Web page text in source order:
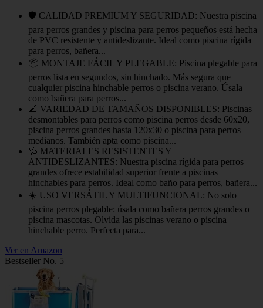
🛡️ CALIDAD PREMIUM Y SEGURIDAD: Nuestra piscina
para perros grandes y piscina para perros pequeños está hecha
de PVC resistente y antideslizante. Ideal como piscina rígida
para perros, bañera...
📦 MONTAJE FÁCIL Y PLEGABLE: Piscina plegable para
perros lista en segundos, sin hinchado. Más segura que
cualquier piscina hinchable perros o piscina verano. Úsala
como bañera para perros...
📐 VARIEDAD DE TAMAÑOS DISPONIBLES: Piscinas
desmontables para perros como piscina perros desde 60x20,
piscina perros grandes hasta 120x30 o piscina para perros
medianos. También apta como piscina...
💦 MATERIALES RESISTENTES Y
ANTIDESLIZANTES: Nuestra piscina rígida para perros
grandes ofrece estabilidad superior frente a piscinas
hinchables para perros. Ideal como baño para perros, bañera...
☀️ USO VERSÁTIL Y MULTIFUNCIONAL: No solo
piscina perros plegable: úsala como bañera perros grandes o
piscina mascotas. Olvida las piscinas verano o piscina
hinchable perro. Perfecta para...
Ver en Amazon
Bestseller No. 5